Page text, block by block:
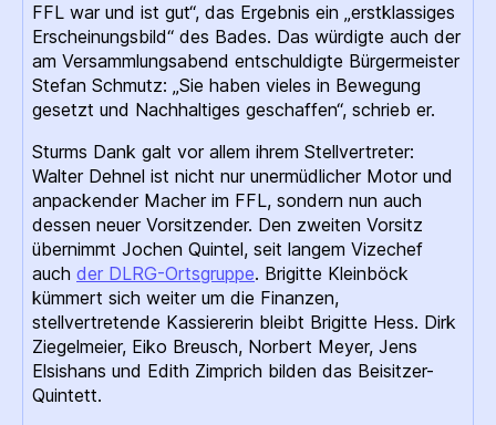
FFL war und ist gut“, das Ergebnis ein „erstklassiges
Erscheinungsbild“ des Bades. Das würdigte auch der
am Versammlungsabend entschuldigte Bürgermeister
Stefan Schmutz: „Sie haben vieles in Bewegung
gesetzt und Nachhaltiges geschaffen“, schrieb er.
Sturms Dank galt vor allem ihrem Stellvertreter:
Walter Dehnel ist nicht nur unermüdlicher Motor und
anpackender Macher im FFL, sondern nun auch
dessen neuer Vorsitzender. Den zweiten Vorsitz
übernimmt Jochen Quintel, seit langem Vizechef
auch der DLRG-Ortsgruppe. Brigitte Kleinböck
kümmert sich weiter um die Finanzen,
stellvertretende Kassiererin bleibt Brigitte Hess. Dirk
Ziegelmeier, Eiko Breusch, Norbert Meyer, Jens
Elsishans und Edith Zimprich bilden das Beisitzer-
Quintett.